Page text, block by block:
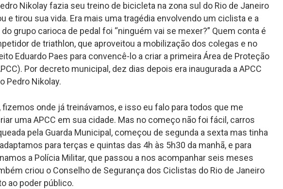
Nikolay fazia seu treino de bicicleta na zona sul do Rio de Janeiro
e tirou sua vida. Era mais uma tragédia envolvendo um ciclista e a
grupo carioca de pedal foi “ninguém vai se mexer?” Quem conta é
de triathlon, que aproveitou a mobilização dos colegas e no
Eduardo Paes para convencê-lo a criar a primeira Área de Proteção
Por decreto municipal, dez dias depois era inaugurada a APCC
Pedro Nikolay.
fizemos onde já treinávamos, e isso eu falo para todos que me
uma APCC em sua cidade. Mas no começo não foi fácil, carros
pela Guarda Municipal, começou de segunda a sexta mas tinha
para terças e quintas das 4h às 5h30 da manhã, e para
a Polícia Militar, que passou a nos acompanhar seis meses
criou o Conselho de Segurança dos Ciclistas do Rio de Janeiro
ao poder público.